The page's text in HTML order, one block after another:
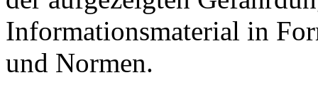
Informationsmaterial in
und Normen.